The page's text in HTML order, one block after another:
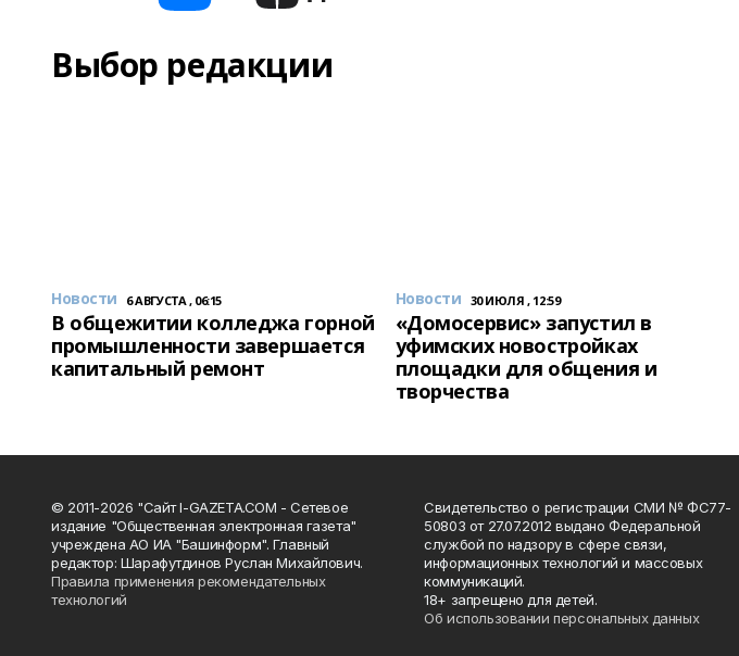
Выбор редакции
Новости 6 АВГУСТА , 06:15
В общежитии колледжа горной
промышленности завершается
капитальный ремонт
Новости 30 ИЮЛЯ , 12:59
«Домосервис» запустил в
уфимских новостройках
площадки для общения и
творчества
© 2011-2026 "Сайт I-GAZETA.COM - Сетевое
издание "Общественная электронная газета"
учреждена АО ИА "Башинформ". Главный
редактор: Шарафутдинов Руслан Михайлович.
Правила применения рекомендательных
технологий
Свидетельство о регистрации СМИ № ФС77-
50803 от 27.07.2012 выдано Федеральной
службой по надзору в сфере связи,
информационных технологий и массовых
коммуникаций.
18+ запрещено для детей.
Об использовании персональных данных